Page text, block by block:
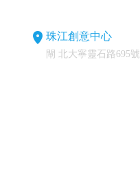
珠江創意中心
閘 北大寧靈石路695號